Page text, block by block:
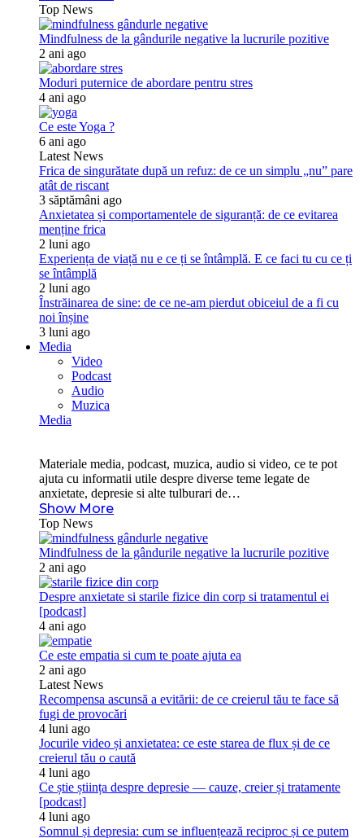
Top News
Mindfulness de la gândurile negative la lucrurile pozitive
2 ani ago
Moduri puternice de abordare pentru stres
4 ani ago
Ce este Yoga ?
6 ani ago
Latest News
Frica de singurătate după un refuz: de ce un simplu „nu” pare
atât de riscant
3 săptămâni ago
Anxietatea și comportamentele de siguranță: de ce evitarea
menține frica
2 luni ago
Experiența de viață nu e ce ți se întâmplă. E ce faci tu cu ce ți
se întâmplă
2 luni ago
Înstrăinarea de sine: de ce ne-am pierdut obiceiul de a fi cu
noi înșine
3 luni ago
Media
Video
Podcast
Audio
Muzica
Media
Materiale media, podcast, muzica, audio si video, ce te pot
ajuta cu informatii utile despre diverse teme legate de
anxietate, depresie si alte tulburari de…
Show More
Top News
Mindfulness de la gândurile negative la lucrurile pozitive
2 ani ago
Despre anxietate si starile fizice din corp si tratamentul ei
[podcast]
4 ani ago
Ce este empatia si cum te poate ajuta ea
2 ani ago
Latest News
Recompensa ascunsă a evitării: de ce creierul tău te face să
fugi de provocări
4 luni ago
Jocurile video și anxietatea: ce este starea de flux și de ce
creierul tău o caută
4 luni ago
Ce știe știința despre depresie — cauze, creier și tratamente
[podcast]
4 luni ago
Somnul și depresia: cum se influențează reciproc și ce putem